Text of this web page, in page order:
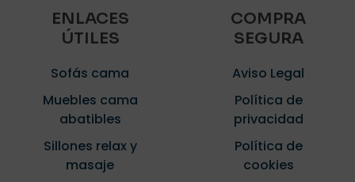
ENLACES
ÚTILES
Sofás cama
Muebles cama
abatibles
Sillones relax y
masaje
COMPRA
SEGURA
Aviso Legal
Política de
privacidad
Política de
cookies